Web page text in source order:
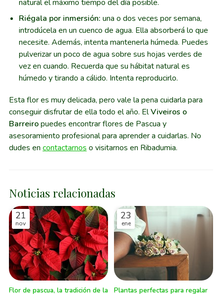
natural el máximo tiempo del día posible.
Riégala por inmersión: una o dos veces por semana,
introdúcela en un cuenco de agua. Ella absorberá lo que
necesite. Además, intenta mantenerla húmeda. Puedes
pulverizar un poco de agua sobre sus hojas verdes de
vez en cuando. Recuerda que su hábitat natural es
húmedo y tirando a cálido. Intenta reproducirlo.
Esta flor es muy delicada, pero vale la pena cuidarla para
conseguir disfrutar de ella todo el año. ElViveiros o
Barreiropuedes encontrar flores de Pascua y
asesoramiento profesional para aprender a cuidarlas. No
dudes en contactarnos o visitarnos en Ribadumia.
Noticias relacionadas
21
nov
Flor de pascua, la tradición de la
23
ene
Plantas perfectas para regalar